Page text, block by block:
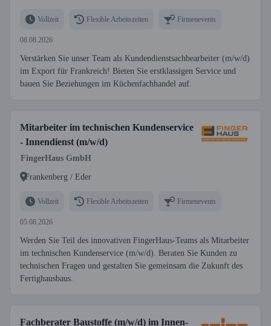
Vollzeit Flexible Arbeitszeiten Firmenevents
08.08.2026
Verstärken Sie unser Team als Kundendienstsachbearbeiter (m/w/d)
im Export für Frankreich! Bieten Sie erstklassigen Service und
bauen Sie Beziehungen im Küchenfachhandel auf.
Mitarbeiter im technischen Kundenservice
- Innendienst (m/w/d)
FingerHaus GmbH
Frankenberg / Eder
Vollzeit Flexible Arbeitszeiten Firmenevents
05.08.2026
Werden Sie Teil des innovativen FingerHaus-Teams als Mitarbeiter
im technischen Kundenservice (m/w/d). Beraten Sie Kunden zu
technischen Fragen und gestalten Sie gemeinsam die Zukunft des
Fertighausbaus.
Fachberater Baustoffe (m/w/d) im Innen-